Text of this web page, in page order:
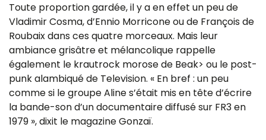
Toute proportion gardée, il y a en effet un peu de
Vladimir Cosma, d’Ennio Morricone ou de François de
Roubaix dans ces quatre morceaux. Mais leur
ambiance grisâtre et mélancolique rappelle
également le krautrock morose de Beak> ou le post-
punk alambiqué de Television. « En bref : un peu
comme si le groupe Aline s’était mis en tête d’écrire
la bande-son d’un documentaire diffusé sur FR3 en
1979 », dixit le magazine Gonzaï.